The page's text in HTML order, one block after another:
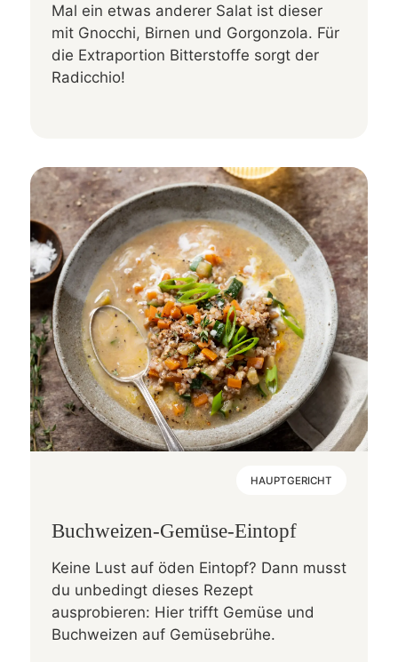
Mal ein etwas anderer Salat ist dieser
mit Gnocchi, Birnen und Gorgonzola. Für
die Extraportion Bitterstoffe sorgt der
Radicchio!
HAUPTGERICHT
Buchweizen-Gemüse-Eintopf
Keine Lust auf öden Eintopf? Dann musst
du unbedingt dieses Rezept
ausprobieren: Hier trifft Gemüse und
Buchweizen auf Gemüsebrühe.